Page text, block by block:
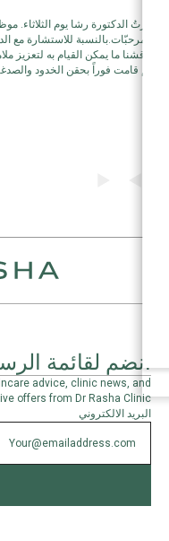
زرتُ الدكتورة رشا يوم الثلاثاء.
ومرحبّات.بالنسبة للاستشارة مع
ناقشنا ما يمكن القيام به لتعزيز
ثم قامت فوراً بحقن الخدود والصدغين
انضم لقائمة
advice, clinic news, and
offers from Dr Rasha Clinic.
البريد الالكتروني